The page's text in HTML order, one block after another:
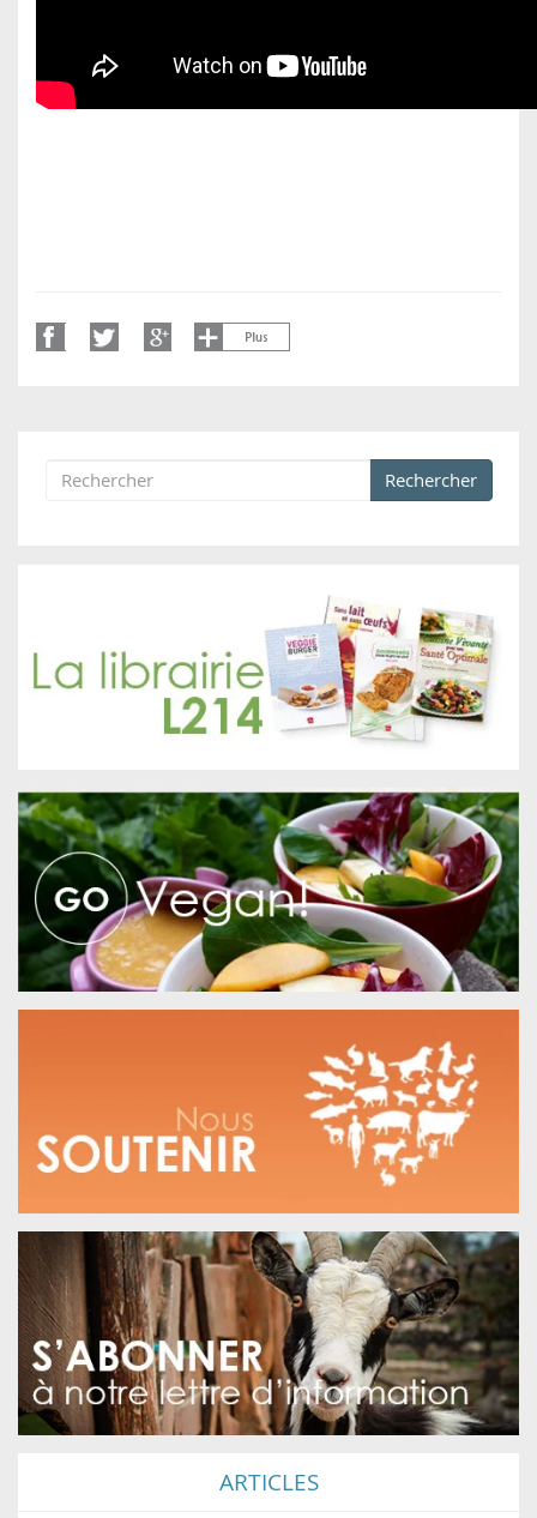
Formulaire de recherche
Rechercher
ARTICLES